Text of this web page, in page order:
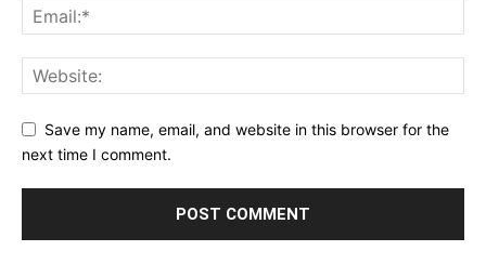
Save my name, email, and website in this browser for the
next time I comment.